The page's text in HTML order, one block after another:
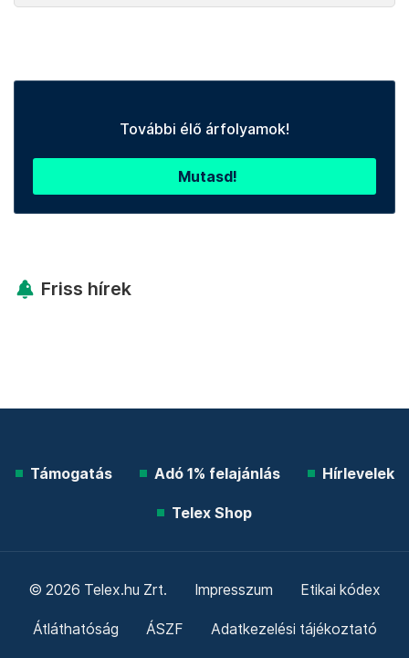
További élő árfolyamok!
Mutasd!
Friss hírek
Támogatás Adó 1% felajánlás Hírlevelek
Telex Shop
© 2026 Telex.hu Zrt. Impresszum Etikai kódex
Átláthatóság ÁSZF Adatkezelési tájékoztató